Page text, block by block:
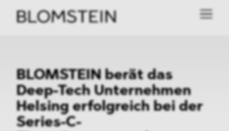
BLOMSTEIN berät das
Deep-Tech Unternehmen
Helsing erfolgreich bei der
Series-C-